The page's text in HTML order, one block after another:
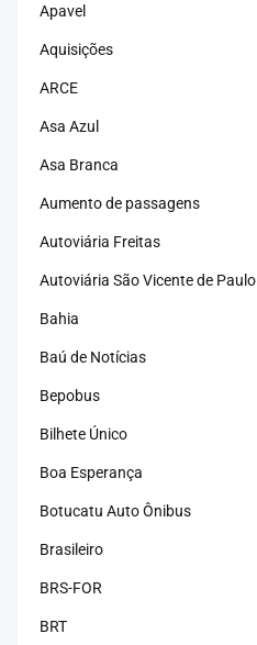
Apavel
Aquisições
ARCE
Asa Azul
Asa Branca
Aumento de passagens
Autoviária Freitas
Autoviária São Vicente de Paulo
Bahia
Baú de Notícias
Bepobus
Bilhete Único
Boa Esperança
Botucatu Auto Ônibus
Brasileiro
BRS-FOR
BRT